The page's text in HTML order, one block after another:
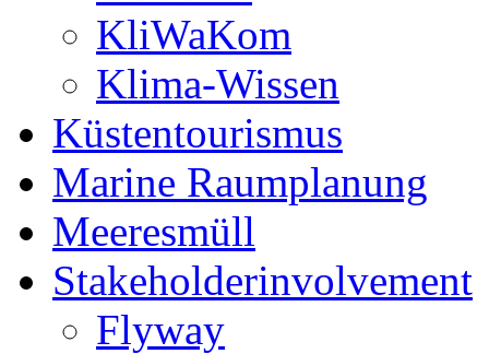
KliWaKom
Klima-Wissen
Küstentourismus
Marine Raumplanung
Meeresmüll
Stakeholderinvolvement
Flyway